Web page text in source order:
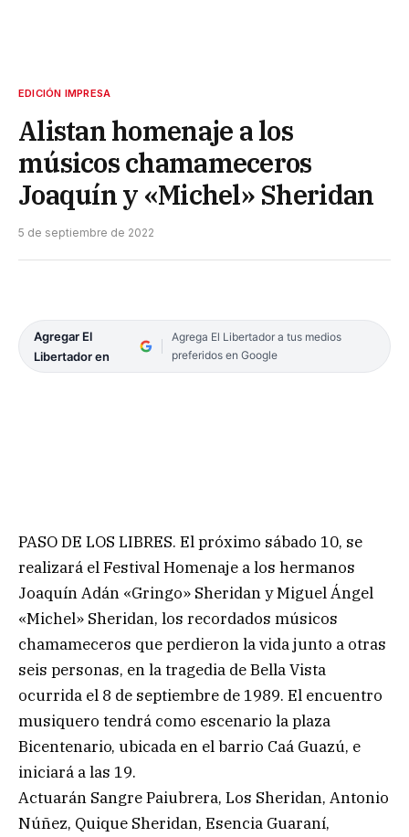
EDICIÓN IMPRESA
Alistan homenaje a los
músicos chamameceros
Joaquín y «Michel» Sheridan
5 de septiembre de 2022
Agregar El
Libertador en
Agrega El Libertador a tus medios
preferidos en Google
PASO DE LOS LIBRES. El próximo sábado 10, se
realizará el Festival Homenaje a los hermanos
Joaquín Adán «Gringo» Sheridan y Miguel Ángel
«Michel» Sheridan, los recordados músicos
chamameceros que perdieron la vida junto a otras
seis personas, en la tragedia de Bella Vista
ocurrida el 8 de septiembre de 1989. El encuentro
musiquero tendrá como escenario la plaza
Bicentenario, ubicada en el barrio Caá Guazú, e
iniciará a las 19.
Actuarán Sangre Paiubrera, Los Sheridan, Antonio
Núñez, Quique Sheridan, Esencia Guaraní,